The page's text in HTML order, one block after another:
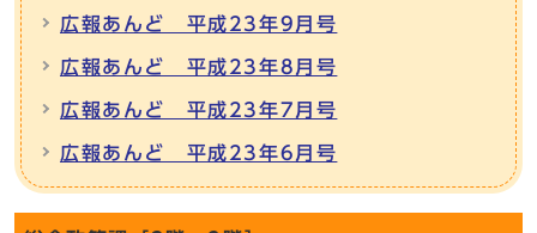
広報あんど 平成23年9月号
広報あんど 平成23年8月号
広報あんど 平成23年7月号
広報あんど 平成23年6月号